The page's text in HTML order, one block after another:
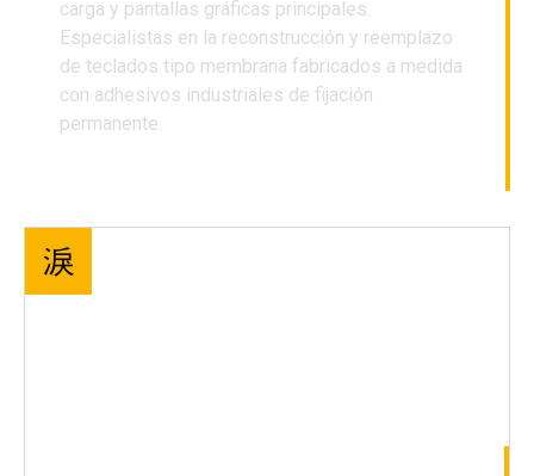
carga y pantallas gráficas principales
Especialistas en la reconstrucción y reemplazo
de teclados tipo membrana fabricados a medida
con adhesivos industriales de fijación
permanente